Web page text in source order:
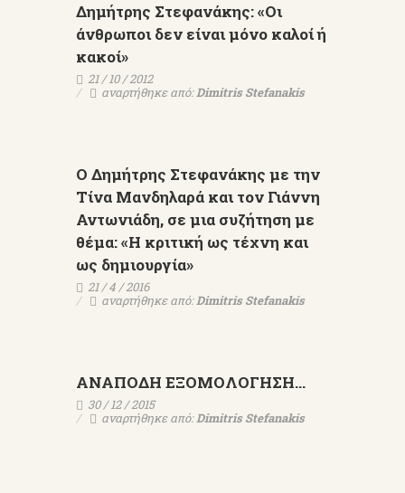
Δημήτρης Στεφανάκης: «Οι
άνθρωποι δεν είναι μόνο καλοί ή
κακοί»
21 / 10 / 2012
αναρτήθηκε από:Dimitris Stefanakis
Ο Δημήτρης Στεφανάκης με την
Τίνα Μανδηλαρά και τον Γιάννη
Αντωνιάδη, σε μια συζήτηση με
θέμα: «Η κριτική ως τέχνη και
ως δημιουργία»
21 / 4 / 2016
αναρτήθηκε από:Dimitris Stefanakis
ΑΝΑΠΟΔΗ ΕΞΟΜΟΛΟΓΗΣΗ...
30 / 12 / 2015
αναρτήθηκε από:Dimitris Stefanakis